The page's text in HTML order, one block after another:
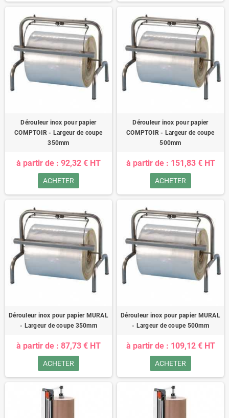
Dérouleur inox pour papier
COMPTOIR - Largeur de coupe
350mm
à partir de : 92,32 € HT
ACHETER
Dérouleur inox pour papier
COMPTOIR - Largeur de coupe
500mm
à partir de : 151,83 € HT
ACHETER
Dérouleur inox pour papier MURAL
- Largeur de coupe 350mm
à partir de : 87,73 € HT
ACHETER
Dérouleur inox pour papier MURAL
- Largeur de coupe 500mm
à partir de : 109,12 € HT
ACHETER